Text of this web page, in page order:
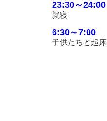
23:30～24:00
就寝
6:30～7:00
子供たちと起床